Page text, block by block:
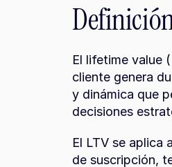
El lifetime value
cliente genera
y dinámica que
decisiones
El LTV se aplica
de suscripción,